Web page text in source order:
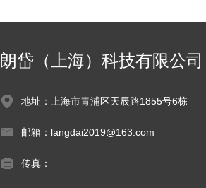
朗岱（上海）科技有限公司
地址：上海市青浦区天辰路1855号6栋
邮箱：langdai2019@163.com
传真：